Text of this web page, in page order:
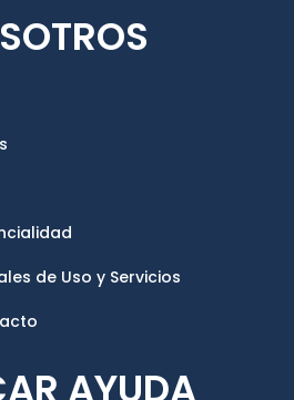
de Uso y Servicios
AYUDA